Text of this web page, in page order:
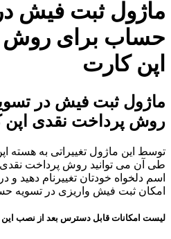
ثبت فیش در
برای روش
کارت
ثبت فیش در تسویه
پرداخت نقدی اپن
این ماژول تغییراتی به هسته
آن می توانید روش پرداخت نقدی
دلخواه خودتان تغییرنام دهید و در
ثبت فیش واریزی در تسویه
امکانات قابل دسترس بعد از نصب این